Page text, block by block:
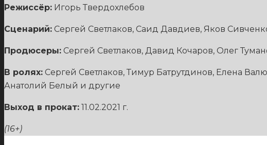
Режиссёр: Игорь Твердохлебов
Сценарий: Сергей Светлаков, Саид Давдиев, Яков
Продюсеры: Сергей Светлаков, Давид Кочаров, Олег
В ролях: Сергей Светлаков, Тимур Батрутдинов, Елена
Анатолий Белый и другие
Выход в прокат: 11.02.2021 г.
(16+)